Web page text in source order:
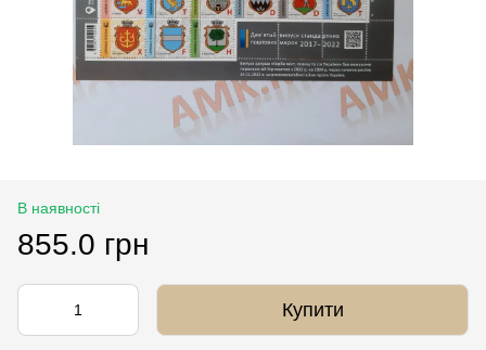
В наявності
855.0 грн
Купити